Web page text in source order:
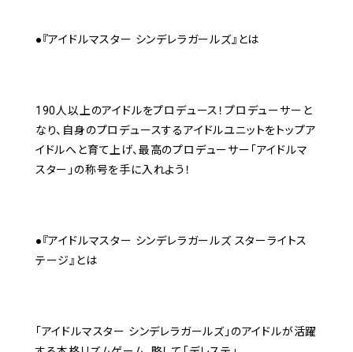
●『アイドルマスター シンデレラガールズ』とは
190人以上のアイドルをプロデュース！プロデューサーと
なり、自身のプロデュースするアイドルユニットをトップア
イドルへと育て上げ、最高のプロデューサー「アイドルマ
スター」の称号を手に入れよう！
●『アイドルマスター シンデレラガールズ スターライトス
テージ』とは
「アイドルマスター シンデレラガールズ」のアイドルが活躍